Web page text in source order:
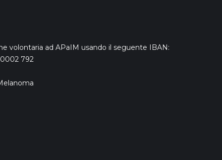
volontaria ad APaIM usando il seguente IBAN:
792